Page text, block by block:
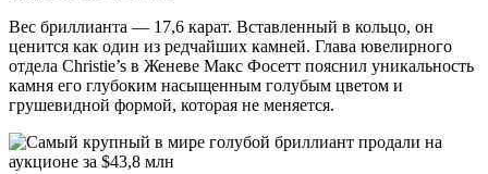
Вес бриллианта — 17,6 карат. Вставленный в кольцо, он
ценится как один из редчайших камней. Глава ювелирного
отдела Christie’s в Женеве Макс Фосетт пояснил уникальность
камня его глубоким насыщенным голубым цветом и
грушевидной формой, которая не меняется.